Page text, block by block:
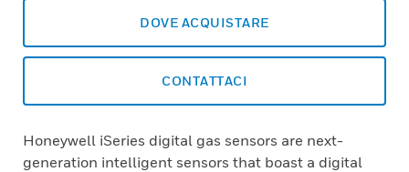
DOVE ACQUISTARE
CONTATTACI
Honeywell iSeries digital gas sensors are next-
generation intelligent sensors that boast a digital